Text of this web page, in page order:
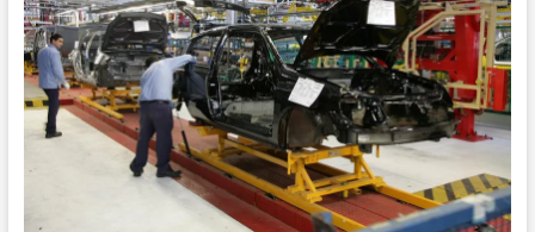
tras
28
años
de
diferencias
políticas